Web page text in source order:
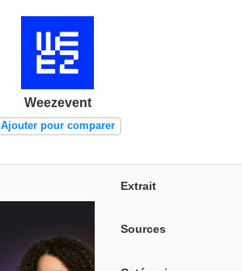
Weezevent
Ajouter pour comparer
Extrait
Sources